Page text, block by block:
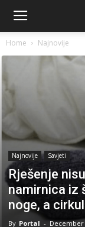
Home Najnovije
Najnovije Savjeti
Rješenje
namirnica iz
noge, a
By Portal - December